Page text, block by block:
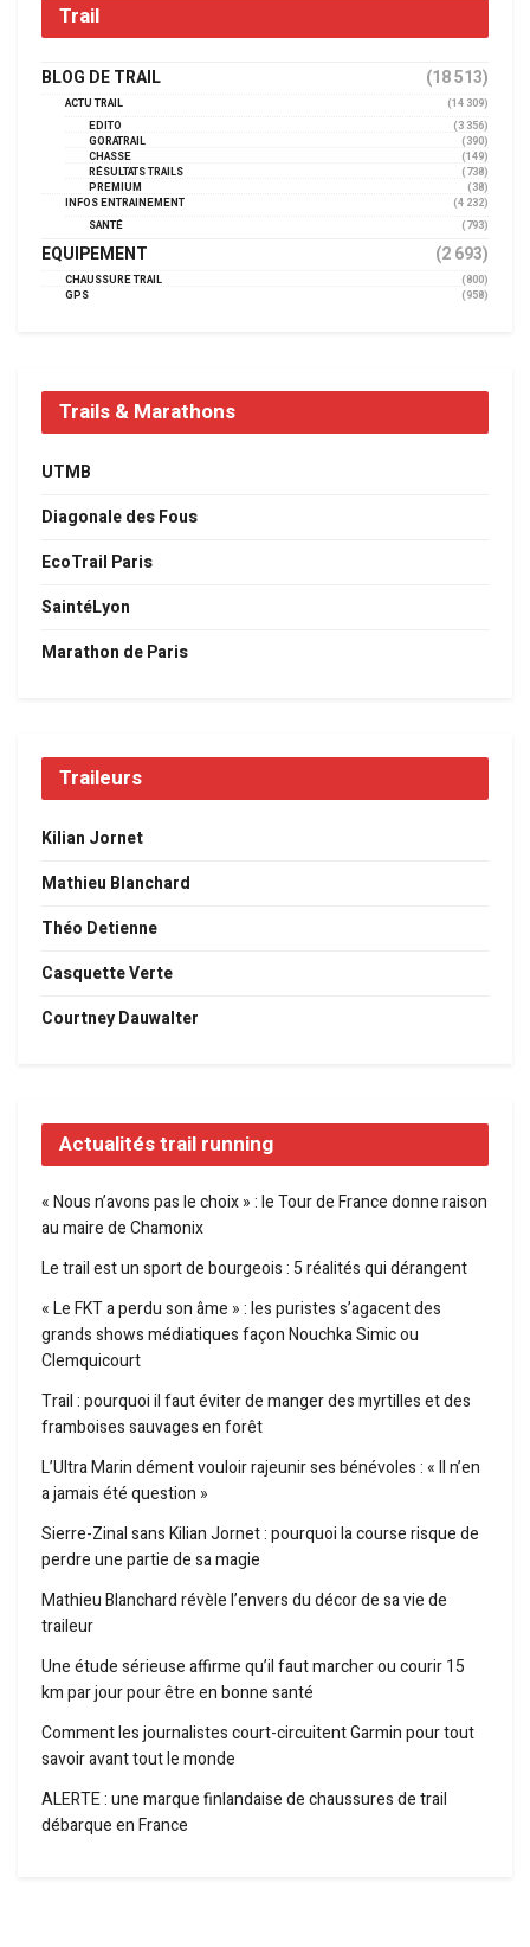
Trail
BLOG DE TRAIL (18 513)
ACTU TRAIL
(14 309)
EDITO
(3 356)
GORATRAIL
(390)
CHASSE
(149)
RÉSULTATS TRAILS
(738)
PREMIUM
(38)
INFOS ENTRAINEMENT
(4 232)
SANTÉ
(793)
EQUIPEMENT (2 693)
CHAUSSURE TRAIL
(800)
GPS
(958)
Trails & Marathons
UTMB
Diagonale des Fous
EcoTrail Paris
SaintéLyon
Marathon de Paris
Traileurs
Kilian Jornet
Mathieu Blanchard
Théo Detienne
Casquette Verte
Courtney Dauwalter
Actualités trail running
« Nous n’avons pas le choix » : le Tour de France donne raison
au maire de Chamonix
Le trail est un sport de bourgeois : 5 réalités qui dérangent
« Le FKT a perdu son âme » : les puristes s’agacent des
grands shows médiatiques façon Nouchka Simic ou
Clemquicourt
Trail : pourquoi il faut éviter de manger des myrtilles et des
framboises sauvages en forêt
L’Ultra Marin dément vouloir rajeunir ses bénévoles : « Il n’en
a jamais été question »
Sierre-Zinal sans Kilian Jornet : pourquoi la course risque de
perdre une partie de sa magie
Mathieu Blanchard révèle l’envers du décor de sa vie de
traileur
Une étude sérieuse affirme qu’il faut marcher ou courir 15
km par jour pour être en bonne santé
Comment les journalistes court-circuitent Garmin pour tout
savoir avant tout le monde
ALERTE : une marque finlandaise de chaussures de trail
débarque en France